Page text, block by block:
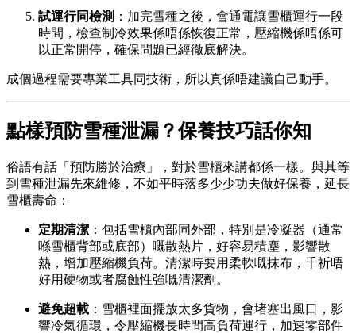
試運行同檢測 ：加完雪種之後，會通電讓雪櫃運行一段
時間，檢查制冷效果係唔係恢復正常，壓縮機係唔係可
以正常開停，確保問題已經徹底解決。
成個過程需要專業工具同技術，所以真係唔建議自己動手。
點樣預防雪種泄漏？保養技巧話你知
俗語有話「預防勝於治療」，對於雪櫃來講都係一樣。與其等
到雪種泄漏先來維修，不如平時落多少少功夫做好保養，延長
雪櫃壽命：
定期清潔 ：包括雪櫃內部同外部，特別是冷凝器（通常
喺雪櫃背部或底部）嘅散熱片，好容易積塵，影響散
熱，增加壓縮機負荷。清潔時要用柔軟嘅抹布，千祈唔
好用硬物或者腐蝕性強嘅清潔劑。
避免超載 ：雪櫃裡面擺放太多貨物，會堵塞出風口，影
響冷氣循環，令壓縮機長時間高負荷運行，加速零部件